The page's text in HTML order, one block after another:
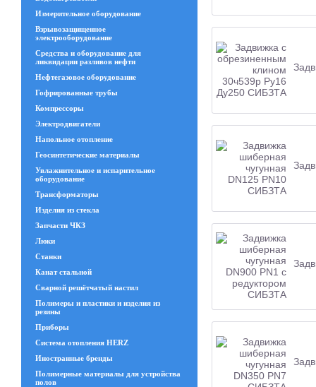
Измерительное оборудование
Взрывозащищенное
электрооборудование
Средства и оборудование для
ликвидации разливов нефти
Нефтегазовое оборудование
Гофрированные трубы
Компрессоры
Электродвигатели
Напольное отопление
Геосинтетические материалы
Увлажнительное и испарительное
оборудование
Трансформаторы
Изделия из стекла
Запчасти ЧКЗ
Люки
Станки
Канат стальной
Сварной решётчатый настил
Полимеры и пластики и изделия из
резины
Приборы
Система отопления HERZ
Иностранные бренды
Полимерные материалы для устройства
полов